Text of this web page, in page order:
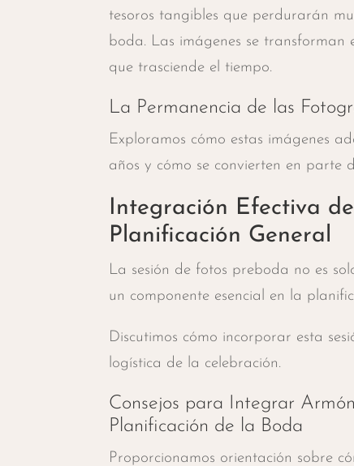
tesoros tangibles que perdurarán
boda. Las imágenes se
que trasciende el tiempo.
La Permanencia de las
Exploramos cómo estas imágenes
años y cómo se convierten en parte
Integración Efectiva
Planificación General
La sesión de fotos preboda no es
un componente esencial en la
Discutimos cómo incorporar esta
logística de la celebración.
Consejos para Integrar
Planificación de la Boda
Proporcionamos orientación sobre